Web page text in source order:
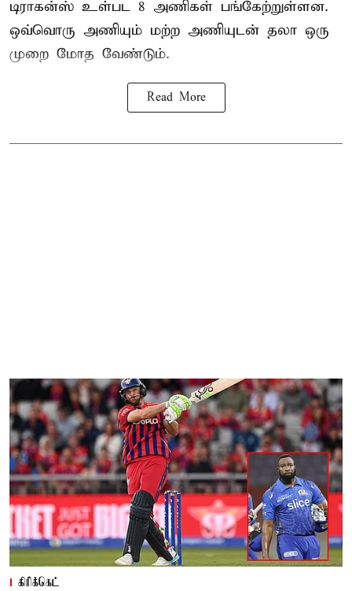
டிராகன்ஸ் உள்பட 8 அணிகள் பங்கேற்றுள்ளன.
ஒவ்வொரு அணியும் மற்ற அணியுடன் தலா ஒரு
முறை மோத வேண்டும்.
Read More
கிரிக்கெட்